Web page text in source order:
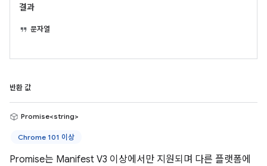
결과
문자열
반환 값
Promise<string>
Chrome 101 이상
Promise는 Manifest V3 이상에서만 지원되며 다른 플랫폼에